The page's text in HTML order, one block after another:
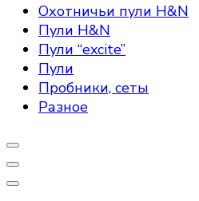
Охотничьи пули H&N
Пули H&N
Пули “excite”
Пули
Пробники, сеты
Разное